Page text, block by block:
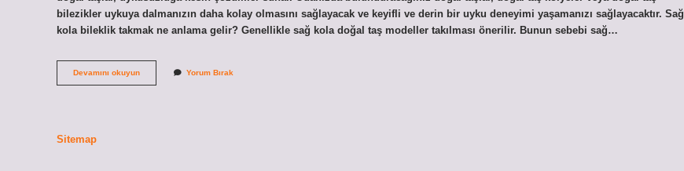
bilezikler uykuya dalmanızın daha kolay olmasını sağlayacak ve keyifli ve derin bir uyku deneyimi yaşamanızı sağlayacaktır. Sağ
kola bileklik takmak ne anlama gelir? Genellikle sağ kola doğal taş modeller takılması önerilir. Bunun sebebi sağ…
Devamını okuyunBileklik
Uyurken
Yorum Bırak
Sitemap